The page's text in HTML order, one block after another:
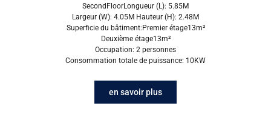
SecondFloorLongueur (L): 5.85M
Largeur (W): 4.05M Hauteur (H): 2.48M
Superficie du bâtiment:Premier étage13m²
Deuxième étage13m²
Occupation: 2 personnes
Consommation totale de puissance: 10KW
en savoir plus